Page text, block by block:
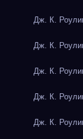
Дж. К.
Дж. К.
Дж. К.
Дж. К.
Дж. К.